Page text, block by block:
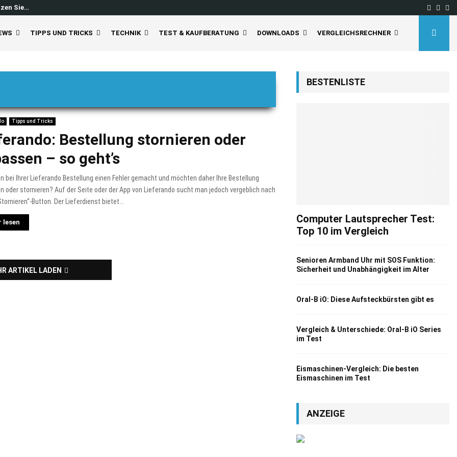
Sie… Tineco Floor One S5
TIPPS UND TRICKS TECHNIK TEST & KAUFBERATUNG DOWNLOADS VERGLEICHSRECHNER
Tipps und Tricks
Bestellung stornieren oder
– so geht’s
bei Ihrer Lieferando Bestellung einen Fehler gemacht und möchten daher Ihre Bestellung
oder stornieren? Auf der Seite oder der App von Lieferando sucht man jedoch vergeblich nach
Button. Der Lieferdienst bietet...
lesen
ARTIKEL LADEN
BESTENLISTE
Computer Lautsprecher Test:
Top 10 im Vergleich
Senioren Armband Uhr mit SOS Funktion:
Sicherheit und Unabhängigkeit im Alter
Oral-B iO: Diese Aufsteckbürsten gibt es
Vergleich & Unterschiede: Oral-B iO Series
im Test
Eismaschinen-Vergleich: Die besten
Eismaschinen im Test
ANZEIGE